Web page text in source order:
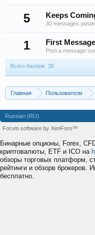
5 Keeps
30 messages
1 First Message
Post a message
Всего баллов: 38
Главная Пользователи
Russian (RU)
Forum software by XenForo™
Бинарные опционы, Forex,
криптовалюты, ETF и ICO на
обзоры торговых платформ,
рейтинги и обзорв брокеров.
бесплатно.